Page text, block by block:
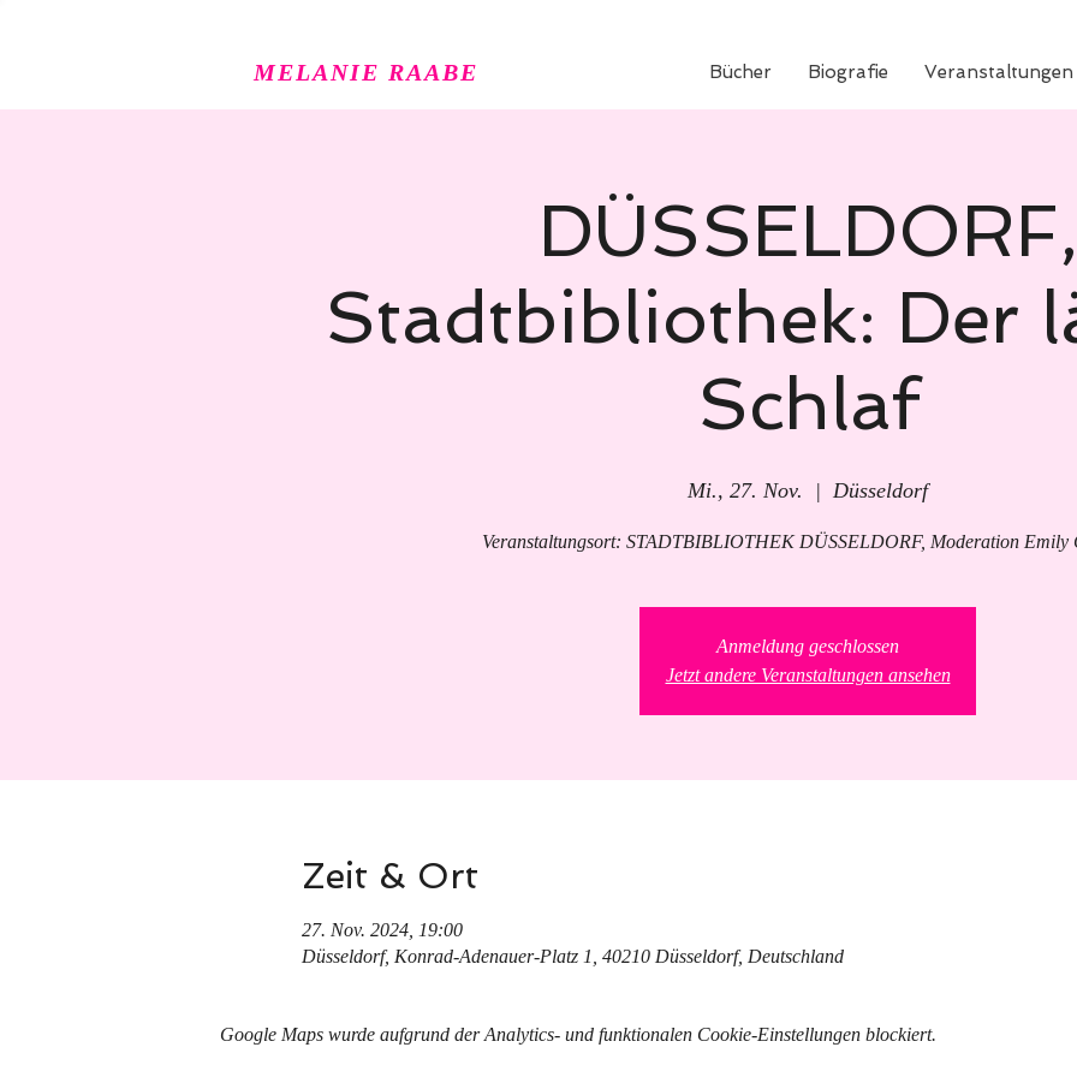
MELANIE RAABE Bücher Biografie Veranstaltungen
DÜSSELDORF,
Stadtbibliothek: Der
Schlaf
Mi., 27. Nov.
  |
Düsseldorf
Veranstaltungsort: STADTBIBLIOTHEK DÜSSELDORF, Moderation Emily
Anmeldung geschlossen
Jetzt andere Veranstaltungen ansehen
Zeit & Ort
27. Nov. 2024, 19:00
Düsseldorf, Konrad-Adenauer-Platz 1, 40210 Düsseldorf, Deutschland
Google Maps wurde aufgrund der Analytics- und funktionalen Cookie-Einstellungen blockiert.